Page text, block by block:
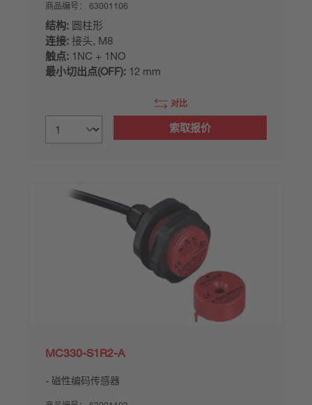
商品编号： 63001106
结构: 圆柱形
连接: 接头, M8
触点: 1NC + 1NO
最小切出点(OFF): 12 mm
对比
索取报价
MC330-S1R2-A
磁性编码传感器